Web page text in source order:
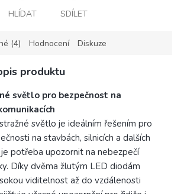
HLÍDAT SDÍLET
(4) Hodnocení Diskuze
produktu
světlo pro bezpečnost na
světlo je ideálním řešením pro
na stavbách, silnicích a dalších
potřeba upozornit na nebezpečí
Díky dvěma žlutým LED diodám
viditelnost až do vzdálenosti